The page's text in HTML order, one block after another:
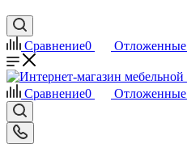
Сравнение0 Отложенные
Сравнение0 Отложенные